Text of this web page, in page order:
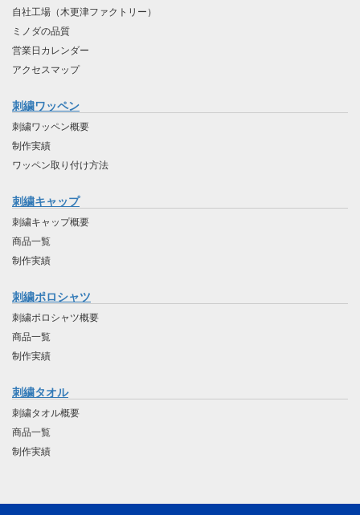
自社工場（木更津ファクトリー）
ミノダの品質
営業日カレンダー
アクセスマップ
刺繍ワッペン
刺繍ワッペン概要
制作実績
ワッペン取り付け方法
刺繍キャップ
刺繍キャップ概要
商品一覧
制作実績
刺繍ポロシャツ
刺繍ポロシャツ概要
商品一覧
制作実績
刺繍タオル
刺繍タオル概要
商品一覧
制作実績